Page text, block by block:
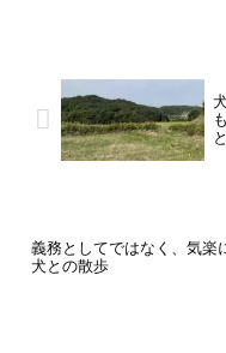
義務としてではなく、気楽
犬との散歩